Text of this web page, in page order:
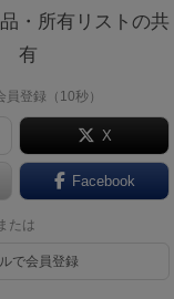
ク』が好きな方への
で投票された「プレイ感の
ング形式で紹介します。
・所有リストの共
有
員登録（10秒）
X
Facebook
たは
で会員登録